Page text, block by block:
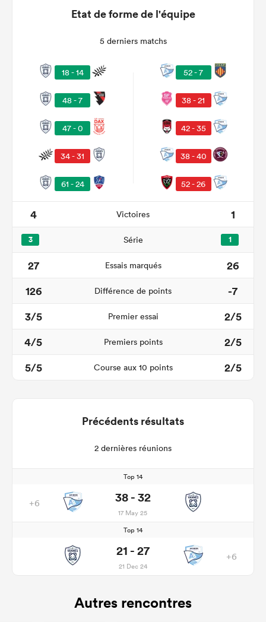
Etat de forme de l'équipe
5 derniers matchs
18 - 14
48 - 7
47 - 0
34 - 31
61 - 24
52 - 7
38 - 21
42 - 35
38 - 40
52 - 26
4 Victoires 1
3 Série 1
27 Essais marqués
26
126
Différence de points
-7
3/5
Premier essai
2/5
4/5
Premiers points
2/5
5/5
Course aux 10 points 2/5
Précédents résultats
2 dernières réunions
Top 14
+6 38 - 32
17 May 25
Top 14
21 - 27
21 Dec 24
+6
Autres rencontres